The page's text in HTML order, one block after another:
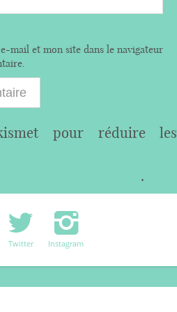
mail et mon site dans le navigateur
pour réduire les
.
Twitter Instagram